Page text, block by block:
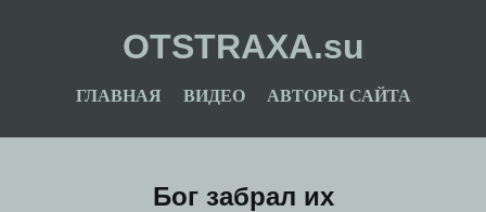
OTSTRAXA.su
ГЛАВНАЯ ВИДЕО АВТОРЫ САЙТА
Бог забрал их